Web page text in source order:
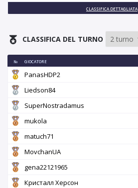
CLASSIFICA DETTAGLIATA
CLASSIFICA DEL TURNO
№ GIOCATORE
PanasHDP2
Liedson84
SuperNostradamus
mukola
matuch71
MovchanUA
gena22121965
Кристалл Херсон